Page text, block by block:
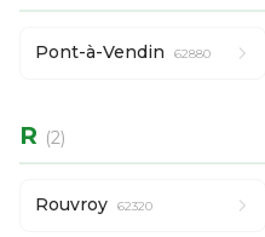
Pont-à-Vendin 62880
R (2)
Rouvroy 62320